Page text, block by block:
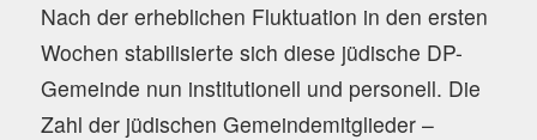
Nach der erheblichen Fluktuation in den ersten
Wochen stabilisierte sich diese jüdische DP-
Gemeinde nun institutionell und personell. Die
Zahl der jüdischen Gemeindemitglieder –